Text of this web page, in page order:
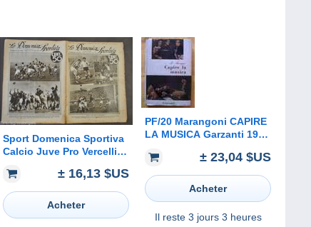
Sport Domenica Sportiva
Calcio Juve Pro Vercelli
Padova 1934± 16,13 $US
Acheter
PF/20 Marangoni CAPIRE
LA MUSICA Garzanti 1953
- Debussy -Rossini -
Schubert
± 23,04 $US
Acheter
Il reste 3 jours 3 heures